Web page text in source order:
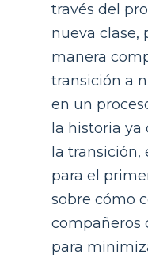
través del
nueva clase,
manera
transición a
en un
la historia ya
la
para el
sobre cómo
compañeros
para